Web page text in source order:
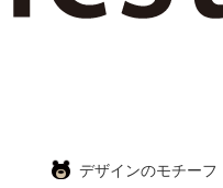
デザインのモチーフ